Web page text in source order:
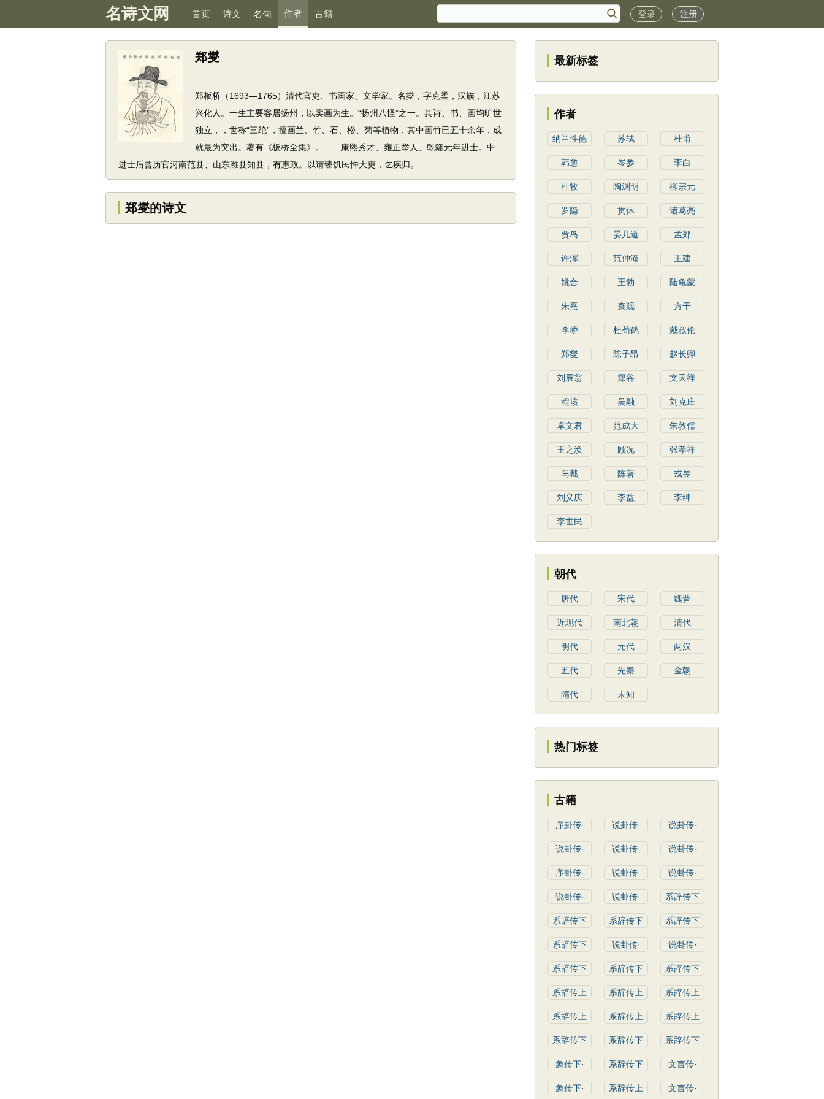
名诗文网 首页 诗文 名句 作者 古籍 登录 注册
郑燮
郑板桥（1693—1765）清代官吏、书画家、文学家。名燮，字克柔，汉族，江苏
兴化人。一生主要客居扬州，以卖画为生。“扬州八怪”之一。其诗、书、画均旷世
独立，，世称“三绝”，擅画兰、竹、石、松、菊等植物，其中画竹已五十余年，成
就最为突出。著有《板桥全集》。 康熙秀才、雍正举人、乾隆元年进士。中
进士后曾历官河南范县、山东潍县知县，有惠政。以请臻饥民忤大吏，乞疾归。
郑燮的诗文
最新标签
作者
纳兰性德 苏轼 杜甫
韩愈 岑参 李白
杜牧 陶渊明 柳宗元
罗隐 贯休 诸葛亮
贾岛 晏几道 孟郊
许浑 范仲淹 王建
姚合 王勃 陆龟蒙
朱熹 秦观 方干
李峤 杜荀鹤 戴叔伦
郑燮 陈子昂 赵长卿
刘辰翁 郑谷 文天祥
程垓 吴融 刘克庄
卓文君 范成大 朱敦儒
王之涣 顾况 张孝祥
马戴 陈著 戎昱
刘义庆 李益 李绅
李世民
朝代
唐代 宋代 魏晋
近现代 南北朝 清代
明代 元代 两汉
五代 先秦 金朝
隋代 未知
热门标签
古籍
序卦传· 说卦传· 说卦传·
说卦传· 说卦传· 说卦传·
序卦传· 说卦传· 说卦传·
说卦传· 说卦传· 系辞传下
系辞传下 系辞传下 系辞传下
系辞传下 说卦传· 说卦传·
系辞传下 系辞传下 系辞传下
系辞传上 系辞传上 系辞传上
系辞传上 系辞传上 系辞传上
系辞传下 系辞传下 系辞传下
象传下· 系辞传下 文言传·
象传下· 系辞传上 文言传·